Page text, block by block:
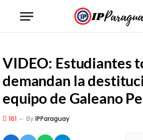
VIDEO: Estudiantes
demandan la
equipo de Galeano
161 ByIPParaguay